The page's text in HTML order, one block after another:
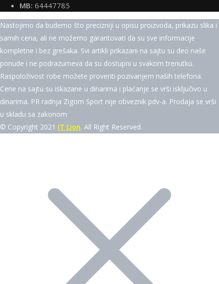
MB: 64447785
Nastojimo da budemo što precizniji u opisu proizvoda, prikazu slika i
samih cena, ali ne možemo garantovati da su sve informacije
kompletne i bez grešaka. Svi artikli prikazani na sajtu su deo naše
ponude i ne podrazumeva da su dostupni u svakom trenutku.
Raspoloživost robe možete proveriti pozivanjem naših telefona.
Cene na sajtu su iskazane u dinarima i plaćanje se vrši isključivo u
dinarima. PR radnja Zigom Sport nije obveznik pdv-a. Prodaja se vrši
u skladu sa zakonom
© Copyright 2021 IT Lion. All Right Reserved.